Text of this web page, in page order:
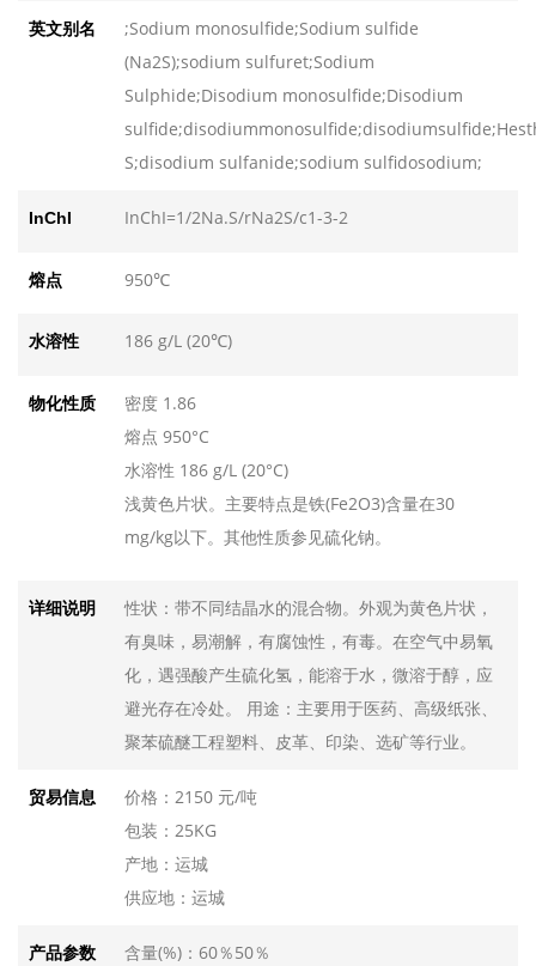
英文别名
;Sodium monosulfide;Sodium sulfide
(Na2S);sodium sulfuret;Sodium
Sulphide;Disodium monosulfide;Disodium
S;disodium sulfanide;sodium sulfidosodium;
InChI InChI=1/2Na.S/rNa2S/c1-3-2
熔点 950℃
水溶性 186 g/L (20℃)
物化性质
密度 1.86
熔点 950°C
水溶性 186 g/L (20°C)
浅黄色片状。主要特点是铁(Fe2O3)含量在30
mg/kg以下。其他性质参见硫化钠。
详细说明
性状：带不同结晶水的混合物。外观为黄色片状，
有臭味，易潮解，有腐蚀性，有毒。在空气中易氧
化，遇强酸产生硫化氢，能溶于水，微溶于醇，应
避光存在冷处。 用途：主要用于医药、高级纸张、
聚苯硫醚工程塑料、皮革、印染、选矿等行业。
贸易信息
价格：2150 元/吨
包装：25KG
产地：运城
供应地：运城
产品参数 含量(%)：60％50％
布日期：2026-08-07
片状硫化钠
发布日期：2026-08-07
晶体硫化钠
发布日期：2026-08-07